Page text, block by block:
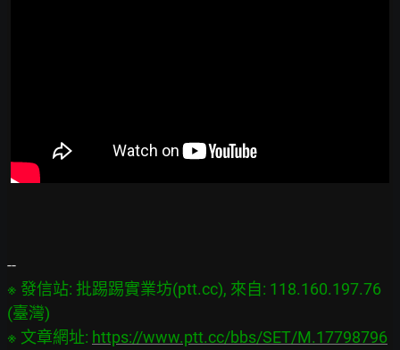
※ 發信站: 批踢踢實業坊(ptt.cc), 來自: 118.160.197.76
(臺灣)
※ 文章網址: https://www.ptt.cc/bbs/SET/M.17798796